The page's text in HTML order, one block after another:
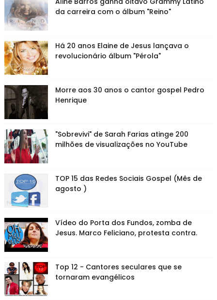
da carreira com o álbum "Reino"
Há 20 anos Elaine de Jesus lançava o
revolucionário álbum "Pérola"
Morre aos 30 anos o cantor gospel Pedro
Henrique
"Sobrevivi" de Sarah Farias atinge 200
milhões de visualizações no YouTube
TOP 15 das Redes Sociais Gospel (Mês de
agosto )
Vídeo do Porta dos Fundos, zomba de
Jesus. Marco Feliciano, protesta contra.
Top 12 - Cantores seculares que se
tornaram evangélicos